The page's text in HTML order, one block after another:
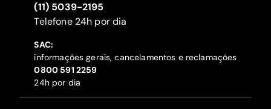
(11) 5039-2195
‍Telefone 24h por dia
SAC:
informações gerais, cancelamentos e reclamações
‍0800 591 2259
24h por dia